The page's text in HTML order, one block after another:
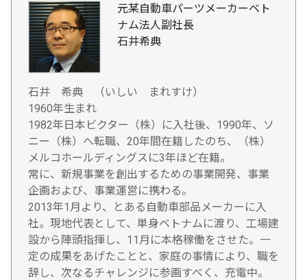
元某自動車パーツメーカーベト
ナム法人副社長
石井希典
石井 希典 （いしい まれすけ）
1960年生まれ
1982年日本ビクター（株）に入社後、1990年、ソ
ニー（株）へ転職、20年間在籍したのち、（株）
メルコホールディングスに3年ほど在籍。
常に、新規事業を創出するための事業開発、事業
企画および、事業運営に携わる。
2013年1月より、とある自動車部品メーカーに入
社。現地代表として、単身ベトナムに渡り、工場建
設から陣頭指揮し、11月に本格稼働をさせた。一
定の成果をあげたことと、家庭の事情により、職を
辞し、次なるチャレンジに参画すべく、充電中。